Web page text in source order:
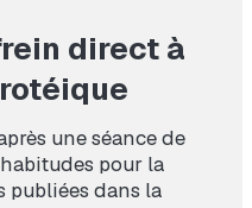
direct à
une séance de
pour la
publiées dans la